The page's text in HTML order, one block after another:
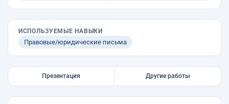
ИСПОЛЬЗУЕМЫЕ НАВЫКИ
Правовые/юридические письма
Презентация Другие работы